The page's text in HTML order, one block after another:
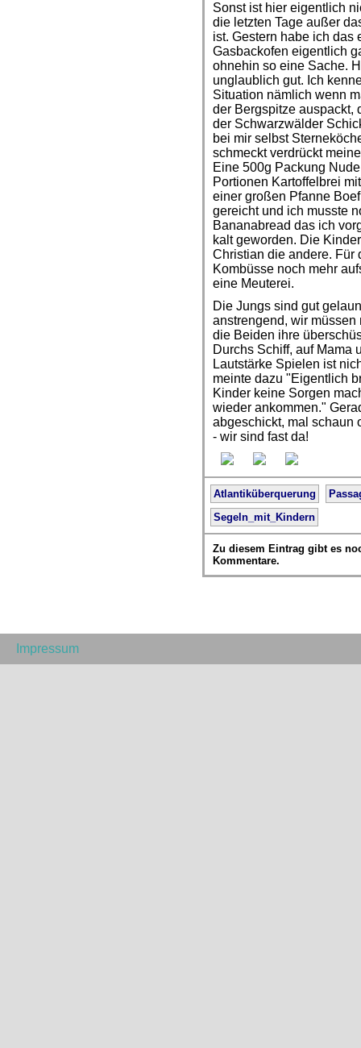
Sonst ist hier eigentlich
die letzten Tage außer
ist. Gestern habe ich das
Gasbackofen eigentlich
ohnehin so eine Sache.
unglaublich gut. Ich
Situation nämlich wenn
der Bergspitze auspackt,
der Schwarzwälder
bei mir selbst
schmeckt verdrückt
Eine 500g Packung
Portionen Kartoffelbrei
einer großen Pfanne
gereicht und ich musste
Bananabread das ich
kalt geworden. Die
Christian die andere. Für
Kombüsse noch mehr
eine Meuterei.
Die Jungs sind gut
anstrengend, wir
die Beiden ihre
Durchs Schiff, auf Mama
Lautstärke Spielen ist
meinte dazu "Eigentlich
Kinder keine Sorgen
wieder ankommen."
abgeschickt, mal schaun
- wir sind fast da!
Atlantiküberquerung
Segeln_mit_Kindern
Zu diesem Eintrag gibt es
Kommentare.
Impressum